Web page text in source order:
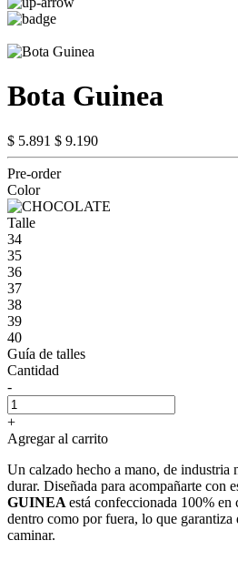
Bota Guinea
$ 5.891 $ 9.190
Pre-order
Color
Talle
34
35
36
37
38
39
40
Guía de talles
Cantidad
-
+
Agregar al carrito
Un calzado hecho a mano, de industria
durar. Diseñada para acompañarte con
GUINEA está confeccionada 100%
dentro como por fuera, lo que
caminar.